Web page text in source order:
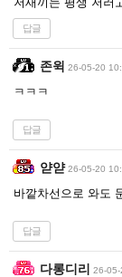
답글
존윅 26-05-20
ㅋㅋㅋ
답글
얃얃 26-05-20
바깥차선으로 와도
답글
다롱디리 26-